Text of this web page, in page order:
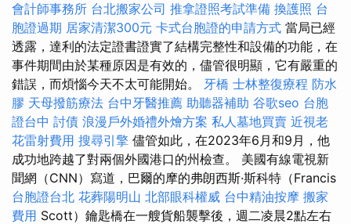
會計師事務所 台北搬家公司 推拿證照考試準備 換護照 台
胞證過期 居家清潔300元 卡式台胞證的申請方式 當局已經
透露，達利的法定證書證實了結構完整性和設備的功能，在
事件期間由於某種原因是有效的，儘管很明顯，它有嚴重的
錯誤，而煩惱今天不太可能開始。 牙橋 士林整復療程 防水
膠 天母撥筋療法 台中牙醫推薦 助聽器補助 谷歌seo 台胞
證台中 討債 浪漫戶外婚禮外燴方案 私人墓地買賣 近視老
花雷射費用 搜尋引擎 儘管如此，在2023年6月和9月，他
成功地跨越了對兩個外國港口的州檢查。 美國有線電視新
聞網（CNN）寫道，巴爾的摩的弗朗西斯·斯科特（Francis
台胞證台北 花葬陽明山 北部眼科權威 台中精油按摩 搬家
費用 Scott）鑰匙橋在一艘貨船襲擊後，週二凌晨2點左右